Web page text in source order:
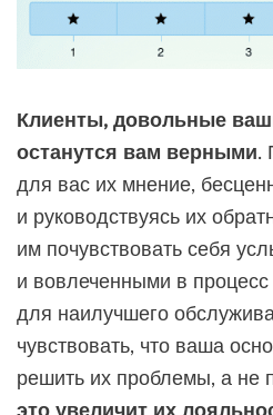
Клиенты, довольные
останутся вам верными.
для вас их мнение,
и руководствуясь их
им почувствовать себя
и вовлеченными в
для наилучшего
чувствовать, что ваша
решить их проблемы, а не